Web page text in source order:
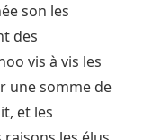
son les
des
vis à vis les
une somme de
et les